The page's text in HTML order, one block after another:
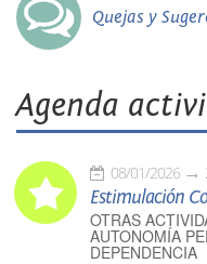
Quejas y
Agenda
08/01/2026
Estimulación
OTRAS
AUTONOMÍA
DEPENDENCIA